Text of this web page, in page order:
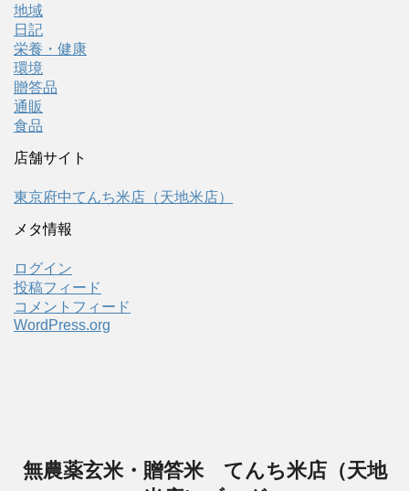
地域
日記
栄養・健康
環境
贈答品
通販
食品
店舗サイト
東京府中てんち米店（天地米店）
メタ情報
ログイン
投稿フィード
コメントフィード
WordPress.org
無農薬玄米・贈答米 てんち米店（天地